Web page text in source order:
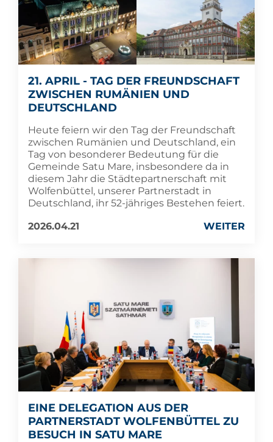
21. APRIL - TAG DER FREUNDSCHAFT
ZWISCHEN RUMÄNIEN UND
DEUTSCHLAND
Heute feiern wir den Tag der Freundschaft
zwischen Rumänien und Deutschland, ein
Tag von besonderer Bedeutung für die
Gemeinde Satu Mare, insbesondere da in
diesem Jahr die Städtepartnerschaft mit
Wolfenbüttel, unserer Partnerstadt in
Deutschland, ihr 52-jähriges Bestehen feiert.
2026.04.21
WEITER
EINE DELEGATION AUS DER
PARTNERSTADT WOLFENBÜTTEL ZU
BESUCH IN SATU MARE